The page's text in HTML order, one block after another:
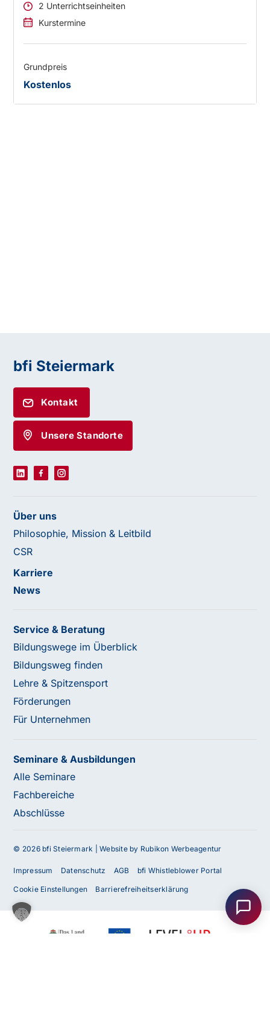
Haben Sie Fragen oder benötigen Sie
Unser Team ist gerne für Sie da! Nehmen Sie jetzt
Kontakt mit uns auf – wir freuen uns auf Ihre Anfrage.
2 Unterrichtseinheiten
Kurstermine
Grundpreis
Kostenlos
bfi Steiermark
Kontakt
Unsere Standorte
Über uns
Philosophie, Mission & Leitbild
CSR
Karriere
News
Service & Beratung
Bildungswege im Überblick
Bildungsweg finden
Lehre & Spitzensport
Förderungen
Für Unternehmen
Seminare & Ausbildungen
Alle Seminare
Fachbereiche
Abschlüsse
© 2026 bfi Steiermark |Website by Rubikon Werbeagentur
Impressum Datenschutz AGB bfi Whistleblower Portal
Cookie Einstellungen Barrierefreiheitserklärung